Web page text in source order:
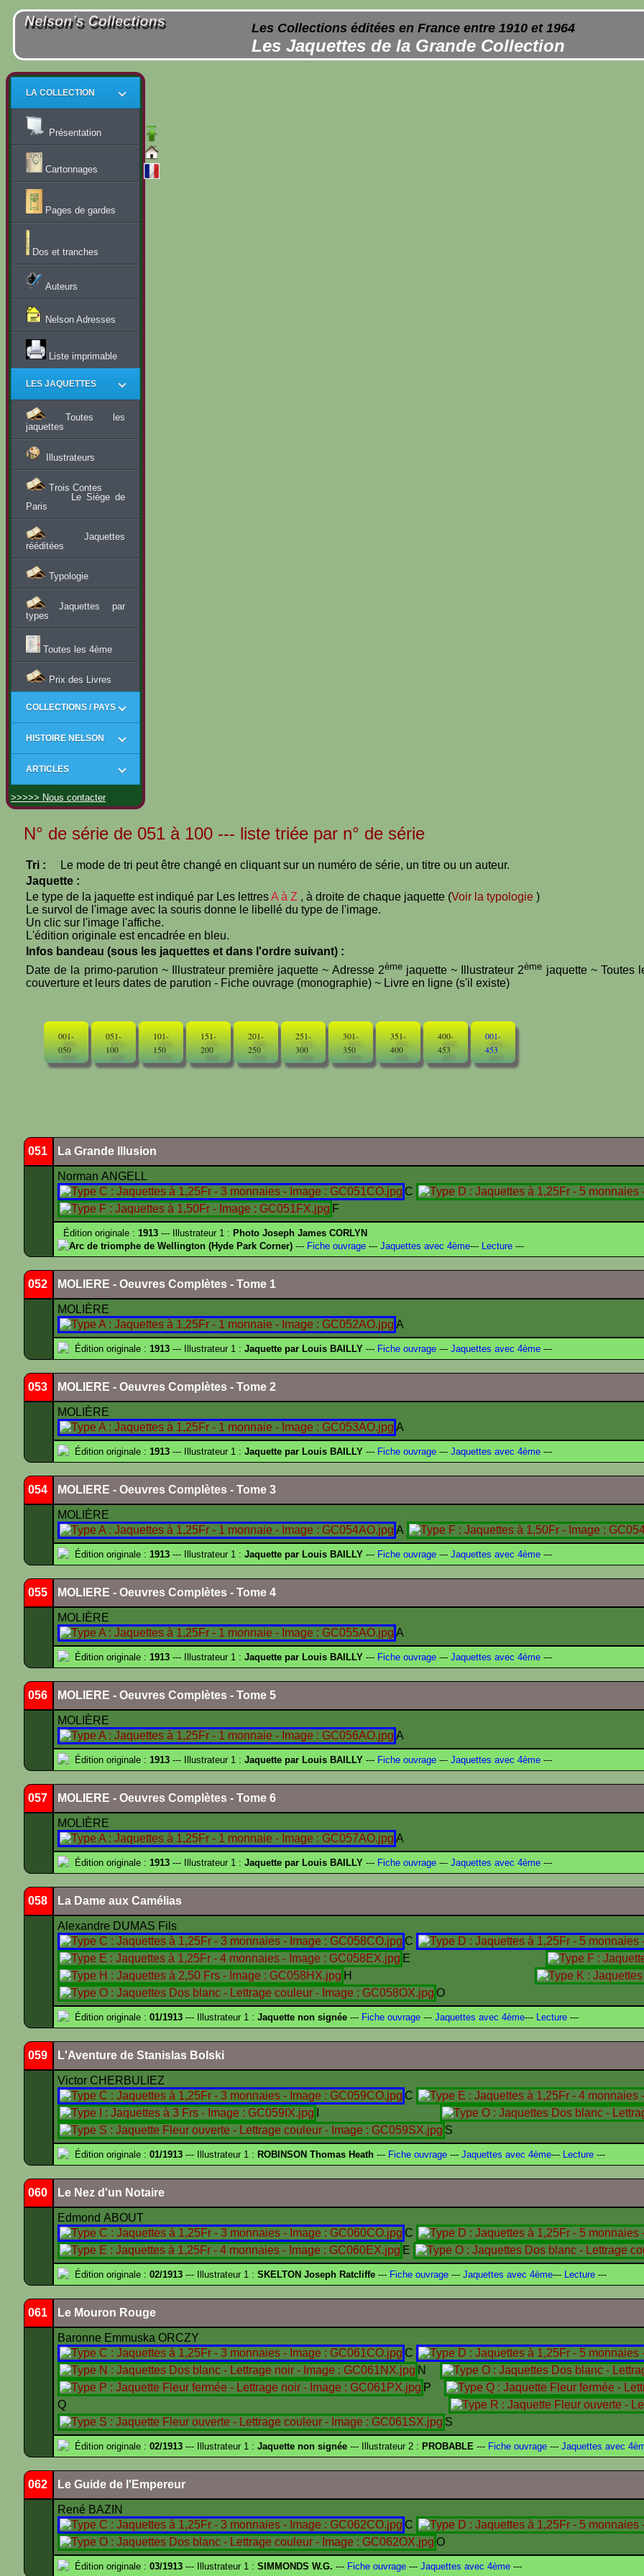
Les Collections éditées en France entre 1910 et 1964
Les Jaquettes de la Grande Collection
LA COLLECTION
Présentation
Cartonnages
Pages de gardes
Dos et tranches
Auteurs
Nelson Adresses
Liste imprimable
LES JAQUETTES
Toutes les
jaquettes
Illustrateurs
Trois Contes
Le Siège de
Paris
Jaquettes
rééditées
Typologie
Jaquettes par
types
Toutes les 4ème
Prix des Livres
COLLECTIONS / PAYS
HISTOIRE NELSON
ARTICLES
>>>>> Nous contacter
N° de série de 051 à 100 --- liste triée par n° de série
Tri :
Le mode de tri peut être changé en cliquant sur un numéro de série, un titre ou un auteur.
Jaquette :
Le type de la jaquette est indiqué par Les lettresA à Z , à droite de chaque jaquette (Voir la typologie )
Le survol de l'image avec la souris donne le libellé du type de l'image.
Un clic sur l'image l'affiche.
L'édition originale est encadrée en bleu.
Infos bandeau (sous les jaquettes et dans l'ordre suivant) :
Date de la primo-parution ~ Illustrateur première jaquette ~ Adresse 2èmejaquette ~ Illustrateur 2ème jaquette ~ Toutes
couverture et leurs dates de parution - Fiche ouvrage (monographie) ~ Livre en ligne (s'il existe)
001-
050
051-
100
101-
150
151-
200
201-
250
251-
300
301-
350
351-
400
400-
453
001-
453
051 La Grande Illusion
Norman ANGELL
C
F
Édition originale : 1913 --- Illustrateur 1 : Photo Joseph James CORLYN
Arc de triomphe de Wellington (Hyde Park Corner) --- Fiche ouvrage --- Jaquettes avec 4ème--- Lecture ---
052 MOLIERE - Oeuvres Complètes - Tome 1
MOLIÈRE
A
Édition originale : 1913 --- Illustrateur 1 : Jaquette par Louis BAILLY --- Fiche ouvrage --- Jaquettes avec 4ème ---
053 MOLIERE - Oeuvres Complètes - Tome 2
MOLIÈRE
A
Édition originale : 1913 --- Illustrateur 1 : Jaquette par Louis BAILLY --- Fiche ouvrage --- Jaquettes avec 4ème ---
054 MOLIERE - Oeuvres Complètes - Tome 3
MOLIÈRE
A
Édition originale : 1913 --- Illustrateur 1 : Jaquette par Louis BAILLY --- Fiche ouvrage --- Jaquettes avec 4ème ---
055 MOLIERE - Oeuvres Complètes - Tome 4
MOLIÈRE
A
Édition originale : 1913 --- Illustrateur 1 : Jaquette par Louis BAILLY --- Fiche ouvrage --- Jaquettes avec 4ème ---
056 MOLIERE - Oeuvres Complètes - Tome 5
MOLIÈRE
A
Édition originale : 1913 --- Illustrateur 1 : Jaquette par Louis BAILLY --- Fiche ouvrage --- Jaquettes avec 4ème ---
057 MOLIERE - Oeuvres Complètes - Tome 6
MOLIÈRE
A
Édition originale : 1913 --- Illustrateur 1 : Jaquette par Louis BAILLY --- Fiche ouvrage --- Jaquettes avec 4ème ---
058 La Dame aux Camélias
Alexandre DUMAS Fils
C
E
H
O
Édition originale : 01/1913 --- Illustrateur 1 : Jaquette non signée --- Fiche ouvrage --- Jaquettes avec 4ème--- Lecture ---
059 L'Aventure de Stanislas Bolski
Victor CHERBULIEZ
C
S
Édition originale : 01/1913 --- Illustrateur 1 : ROBINSON Thomas Heath --- Fiche ouvrage --- Jaquettes avec 4ème--- Lecture ---
060 Le Nez d'un Notaire
Edmond ABOUT
C
E
Édition originale : 02/1913 --- Illustrateur 1 : SKELTON Joseph Ratcliffe --- Fiche ouvrage --- Jaquettes avec 4ème--- Lecture ---
061 Le Mouron Rouge
Baronne Emmuska ORCZY
C
N
P
Q
S
Édition originale : 02/1913 --- Illustrateur 1 : Jaquette non signée --- Illustrateur 2 : PROBABLE --- Fiche ouvrage --- Jaquettes avec
062 Le Guide de l'Empereur
René BAZIN
C
O
Édition originale : 03/1913 --- Illustrateur 1 : SIMMONDS W.G. --- Fiche ouvrage --- Jaquettes avec 4ème ---